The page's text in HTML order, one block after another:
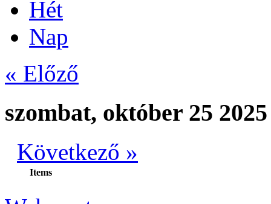
Hét
Nap
« Előző
szombat, október 25 2025
Következő »
Items